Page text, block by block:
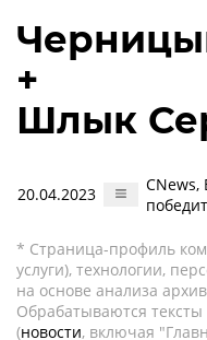
+
Шлык
20.04.2023
CNews,
* Страница-профиль
услуги), технологии,
на основе анализа
Обрабатываются
(новости, включая